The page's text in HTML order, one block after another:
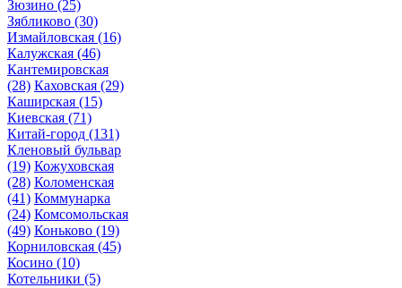
Зюзино (25)
Зябликово (30)
Измайловская (16)
Калужская (46)
Кантемировская
(28) Каховская (29)
Каширская (15)
Киевская (71)
Китай-город (131)
Кленовый бульвар
(19) Кожуховская
(28) Коломенская
(41) Коммунарка
(24) Комсомольская
(49) Коньково (19)
Корниловская (45)
Косино (10)
Котельники (5)